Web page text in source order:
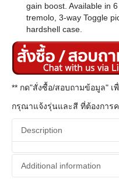
gain boost. Available in
tremolo, 3-way Toggle
hardshell case.
** กด"สั่งซื้อ/สอบถามข้อมูล" เ
กรุณาแจ้งรุ่นและสี ที่ต้องการ
Description
Additional information